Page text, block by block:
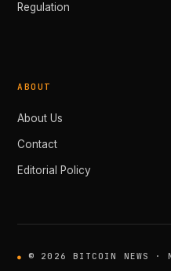
Regulation
ABOUT
About Us
Contact
Editorial Policy
© 2026 BITCOIN NEWS ·